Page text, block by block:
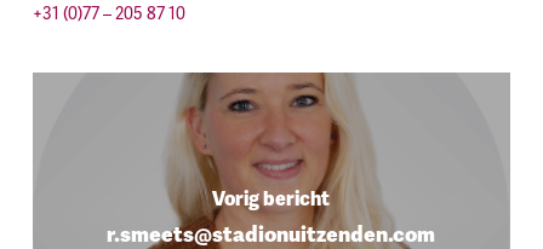
+31 (0)77 – 205 87 10
Vorig bericht
r.smeets@stadionuitzenden.com